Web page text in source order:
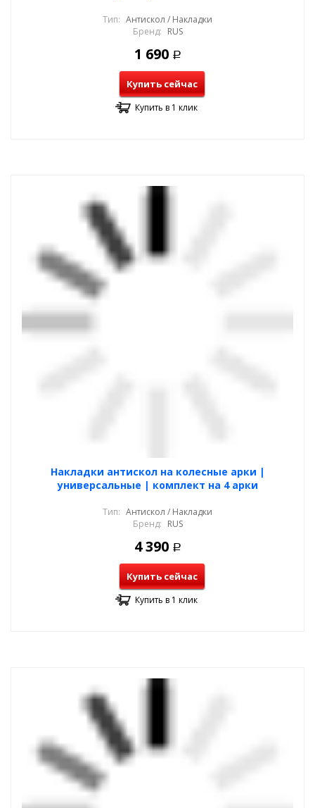
Тип: Антискол / Накладки
Бренд: RUS
1 690 Р
Купить сейчас
Купить в 1 клик
Накладки антискол на колесные арки |
универсальные | комплект на 4 арки
Тип: Антискол / Накладки
Бренд: RUS
4 390 Р
Купить сейчас
Купить в 1 клик